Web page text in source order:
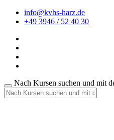
info@kvhs-harz.de
+49 3946 / 52 40 30
Nach Kursen suchen und mit